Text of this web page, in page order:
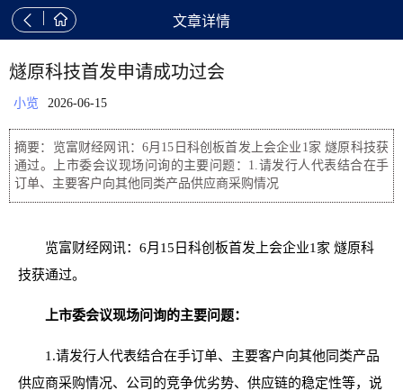
  文章详情
燧原科技首发申请成功过会
小览 2026-06-15
摘要：览富财经网讯：6月15日科创板首发上会企业1家 燧原科技获
通过。上市委会议现场问询的主要问题：1.请发行人代表结合在手
订单、主要客户向其他同类产品供应商采购情况
览富财经网讯：6月15日科创板首发上会企业1家 燧原科
技获通过。
上市委会议现场问询的主要问题：
1.请发行人代表结合在手订单、主要客户向其他同类产品
供应商采购情况、公司的竞争优劣势、供应链的稳定性等，说